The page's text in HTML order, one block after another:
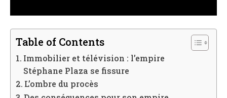
Table of Contents
Immobilier et télévision : l’empire
Stéphane Plaza se fissure
L’ombre du procès